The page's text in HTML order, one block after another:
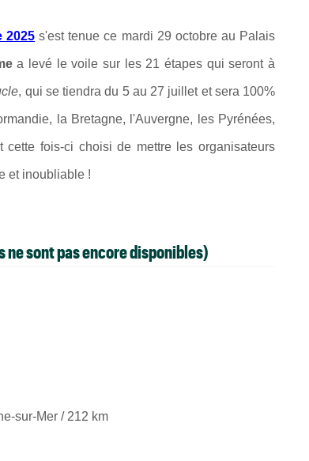
2025 s'est tenue ce mardi 29 octobre au Palais
a levé le voile sur les 21 étapes qui seront à
, qui se tiendra du 5 au 27 juillet et sera 100%
la Bretagne, l'Auvergne, les Pyrénées,
fois-ci choisi de mettre les organisateurs
et inoubliable !
ne sont pas encore disponibles)
sur-Mer / 212 km